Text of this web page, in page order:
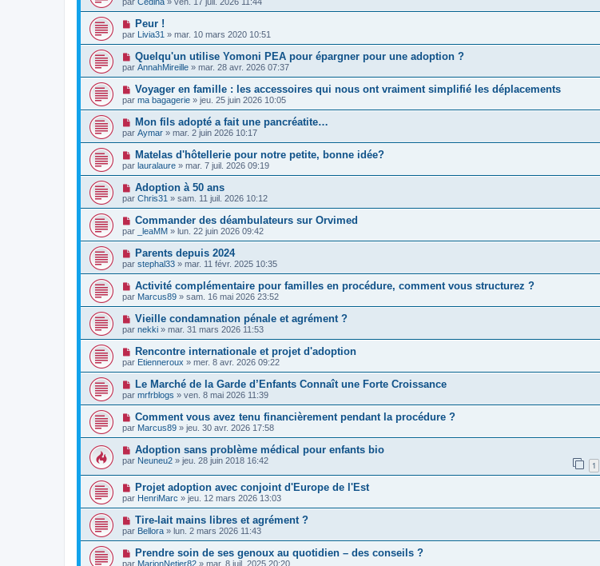
Peur !
par Livia31 » mar. 10 mars 2020 10:51
Quelqu'un utilise Yomoni PEA pour épargner pour une adoption ?
par AnnahMireille » mar. 28 avr. 2026 07:37
Voyager en famille : les accessoires qui nous ont vraiment simplifié les déplacements
par ma bagagerie » jeu. 25 juin 2026 10:05
Mon fils adopté a fait une pancréatite…
par Aymar » mar. 2 juin 2026 10:17
Matelas d'hôtellerie pour notre petite, bonne idée?
par lauralaure » mar. 7 juil. 2026 09:19
Adoption à 50 ans
par Chris31 » sam. 11 juil. 2026 10:12
Commander des déambulateurs sur Orvimed
par _leaMM » lun. 22 juin 2026 09:42
Parents depuis 2024
par stephal33 » mar. 11 févr. 2025 10:35
Activité complémentaire pour familles en procédure, comment vous structurez ?
par Marcus89 » sam. 16 mai 2026 23:52
Vieille condamnation pénale et agrément ?
par nekki » mar. 31 mars 2026 11:53
Rencontre internationale et projet d'adoption
par Etienneroux » mer. 8 avr. 2026 09:22
Le Marché de la Garde d’Enfants Connaît une Forte Croissance
par mrfrblogs » ven. 8 mai 2026 11:39
Comment vous avez tenu financièrement pendant la procédure ?
par Marcus89 » jeu. 30 avr. 2026 17:58
Adoption sans problème médical pour enfants bio
par Neuneu2 » jeu. 28 juin 2018 16:42 1
Projet adoption avec conjoint d'Europe de l'Est
par HenriMarc » jeu. 12 mars 2026 13:03
Tire-lait mains libres et agrément ?
par Bellora » lun. 2 mars 2026 11:43
Prendre soin de ses genoux au quotidien – des conseils ?
par MarionNetier82 » mar. 8 juil. 2025 20:20